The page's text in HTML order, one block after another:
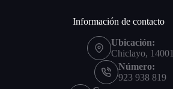
Información de contacto
Ubicación:
Chiclayo, 14001
Número:
923 938 819